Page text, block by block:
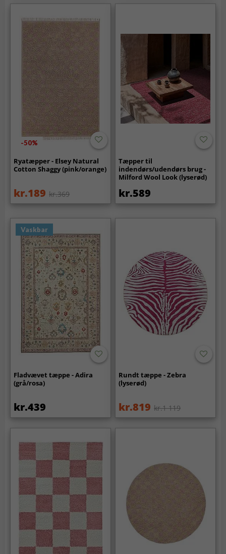
-50%
Ryatæpper - Elsey Natural
Cotton Shaggy (pink/orange)
kr.189 kr.369
Tæpper til
indendørs/udendørs brug -
Milford Wool Look (lyserød)
kr.589
Vaskbar
Fladvævet tæppe - Adira
(grå/rosa)
kr.439
Rundt tæppe - Zebra
(lyserød)
kr.819 kr.1 119